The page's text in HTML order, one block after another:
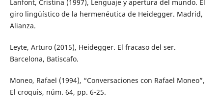
Lanfont, Cristina (1997), Lenguaje y apertura del mundo. El
giro lingüístico de la hermenéutica de Heidegger. Madrid,
Alianza.
Leyte, Arturo (2015), Heidegger. El fracaso del ser.
Barcelona, Batiscafo.
Moneo, Rafael (1994), “Conversaciones con Rafael Moneo”,
El croquis, núm. 64, pp. 6-25.